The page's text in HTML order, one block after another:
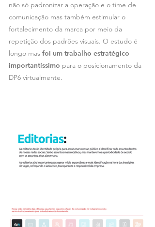
não só padronizar a operação e o time de
comunicação mas também estimular o
fortalecimento da marca por meio da
repetição dos padrões visuais. O estudo é
longo mas foi um trabalho estratégico
importantíssimo para o posicionamento da
DP6 virtualmente.